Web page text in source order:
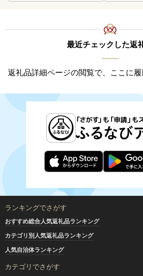
最近チェックした返
返礼品詳細ページの閲覧で、ここに履
ランキングでさがす
おすすめ総合人気返礼品ランキング
カテゴリ別人気返礼品ランキング
人気自治体ランキング
カテゴリでさがす